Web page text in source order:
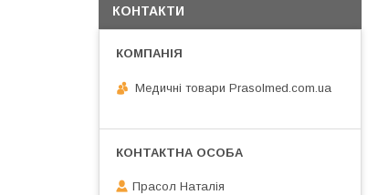
КОНТАКТИ
Медичні товари Prasolmed.com.ua
Прасол Наталія